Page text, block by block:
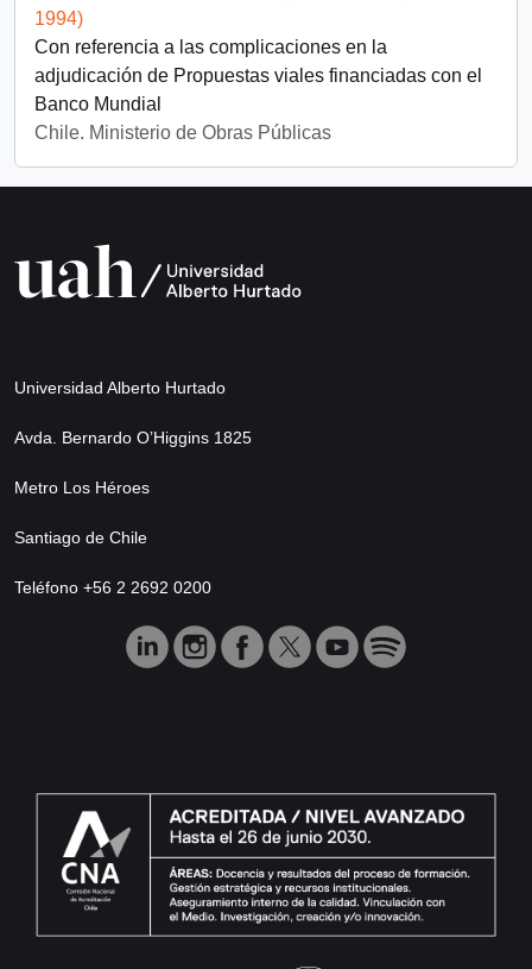
1994)
Con referencia a las complicaciones en la
adjudicación de Propuestas viales financiadas con el
Banco Mundial
Chile. Ministerio de Obras Públicas
Universidad Alberto Hurtado
Avda. Bernardo O’Higgins 1825
Metro Los Héroes
Santiago de Chile
Teléfono +56 2 2692 0200